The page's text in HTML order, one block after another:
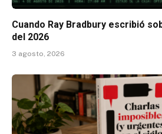
Cuando Ray Bradbury escribió
del 2026
3 agosto, 2026